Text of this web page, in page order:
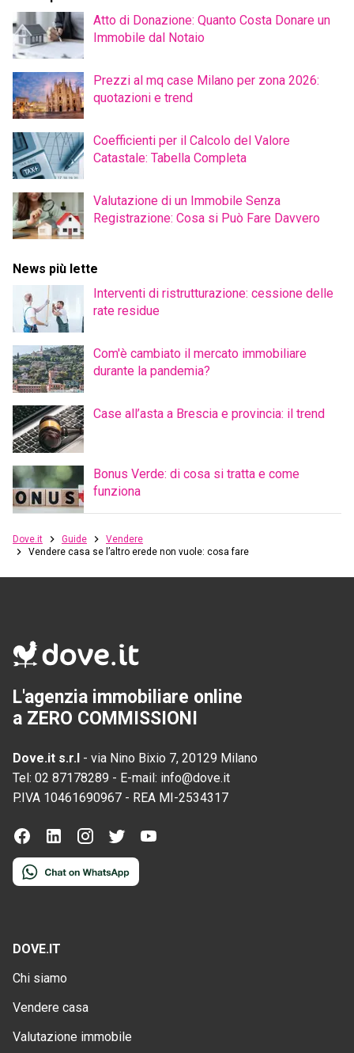
Atto di Donazione: Quanto Costa Donare un
Immobile dal Notaio
Prezzi al mq case Milano per zona 2026:
quotazioni e trend
Coefficienti per il Calcolo del Valore
Catastale: Tabella Completa
Valutazione di un Immobile Senza
Registrazione: Cosa si Può Fare Davvero
News più lette
Interventi di ristrutturazione: cessione delle
rate residue
Com'è cambiato il mercato immobiliare
durante la pandemia?
Case all’asta a Brescia e provincia: il trend
Bonus Verde: di cosa si tratta e come
funziona
Dove.it Guide
Vendere
Vendere casa se l’altro erede non vuole: cosa fare
L'agenzia immobiliare online
a ZERO COMMISSIONI
Dove.it s.r.l - via Nino Bixio 7, 20129 Milano
Tel: 02 87178289 - E-mail: info@dove.it
P.IVA 10461690967 - REA MI-2534317
DOVE.IT
Chi siamo
Vendere casa
Valutazione immobile